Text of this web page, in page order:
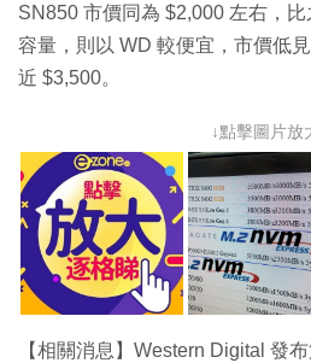
SN850 市價同為 $2,000 左右，
容量，則以 WD 較便宜，市價低
近 $3,500。
↓點擊圖片放
【相關消息】Western Digital 發